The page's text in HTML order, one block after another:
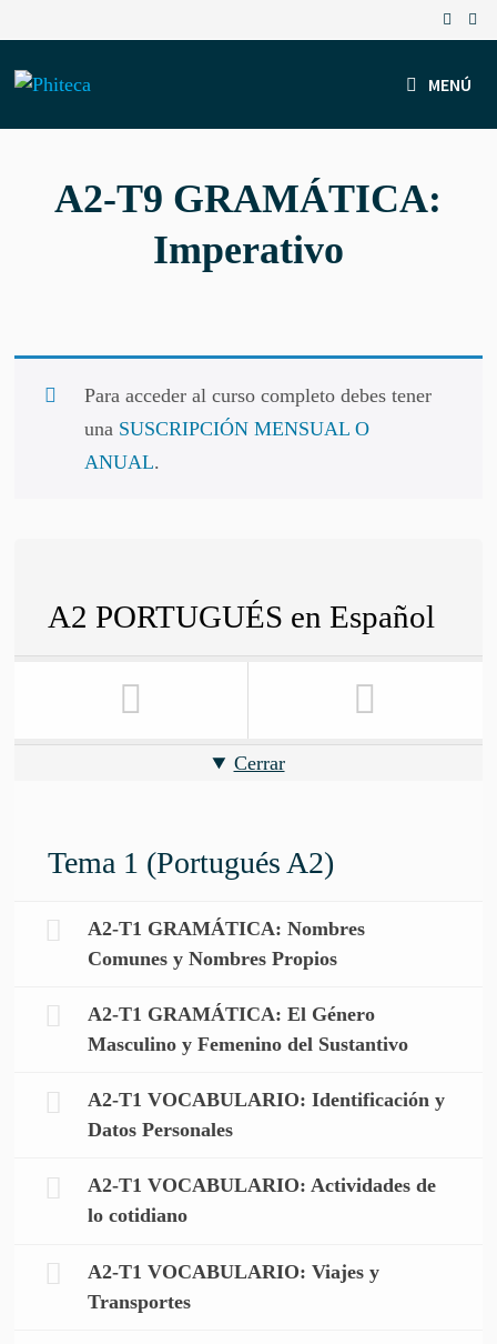
al
contenido
MENÚ
A2-T9 GRAMÁTICA:
Imperativo
Para acceder al curso completo debes tener
una SUSCRIPCIÓN MENSUAL O
ANUAL.
A2 PORTUGUÉS en Español
Cerrar
Tema 1 (Portugués A2)
A2-T1 GRAMÁTICA: Nombres
Comunes y Nombres Propios
A2-T1 GRAMÁTICA: El Género
Masculino y Femenino del Sustantivo
A2-T1 VOCABULARIO: Identificación y
Datos Personales
A2-T1 VOCABULARIO: Actividades de
lo cotidiano
A2-T1 VOCABULARIO: Viajes y
Transportes